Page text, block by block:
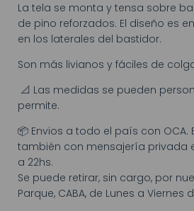
La tela se monta y tensa sobre
de pino reforzados. El diseño es
en los laterales del bastidor.
Son más livianos y fáciles de
📐 Las medidas se pueden
permite.
📦 Envios a todo el país con OCA.
también con mensajería privada
a 22hs.
Se puede retirar, sin cargo, por
Parque, CABA, de Lunes a Viernes